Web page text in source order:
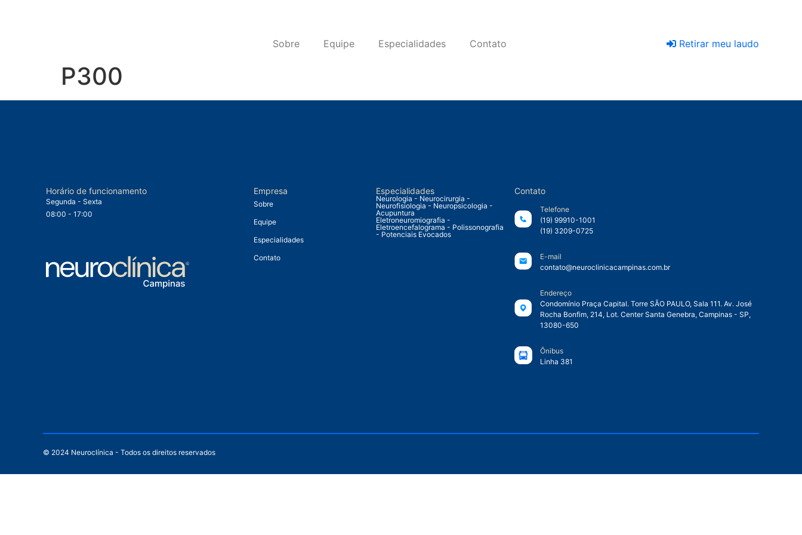
Sobre Equipe Especialidades Contato Retirar meu laudo
P300
Horário de funcionamento
Segunda - Sexta
08:00 - 17:00
Empresa
Sobre
Equipe
Especialidades
Contato
Especialidades
Neurologia - Neurocirurgia -
Neurofisiologia - Neuropsicologia -
Acupuntura
Eletroneuromiografia -
Eletroencefalograma - Polissonografia
- Potenciais Evocados
Contato
Telefone
(19) 99910-1001
(19) 3209-0725
E-mail
contato@neuroclinicacampinas.com.br
Endereço
Condomínio Praça Capital. Torre SÃO PAULO, Sala 111. Av. José
Rocha Bonfim, 214, Lot. Center Santa Genebra, Campinas - SP,
13080-650
Ônibus
Linha 381
© 2024 Neuroclínica - Todos os direitos reservados